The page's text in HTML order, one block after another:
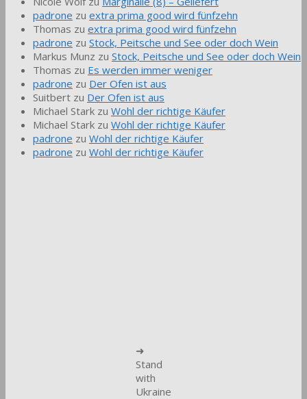
padrone zu extra prima good wird fünfzehn
Thomas zu extra prima good wird fünfzehn
padrone zu Stock, Peitsche und See oder doch Wein
Markus Munz zu Stock, Peitsche und See oder doch Wein
Thomas zu Es werden immer weniger
padrone zu Der Ofen ist aus
Suitbert zu Der Ofen ist aus
Michael Stark zu Wohl der richtige Käufer
Michael Stark zu Wohl der richtige Käufer
padrone zu Wohl der richtige Käufer
padrone zu Wohl der richtige Käufer
➜
Stand
with
Ukraine